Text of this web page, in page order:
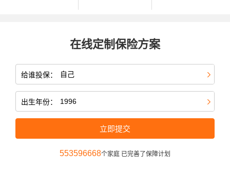
在线定制保险方案
给谁投保：
出生年份：
立即提交
553596668个家庭 已完善了保障计划